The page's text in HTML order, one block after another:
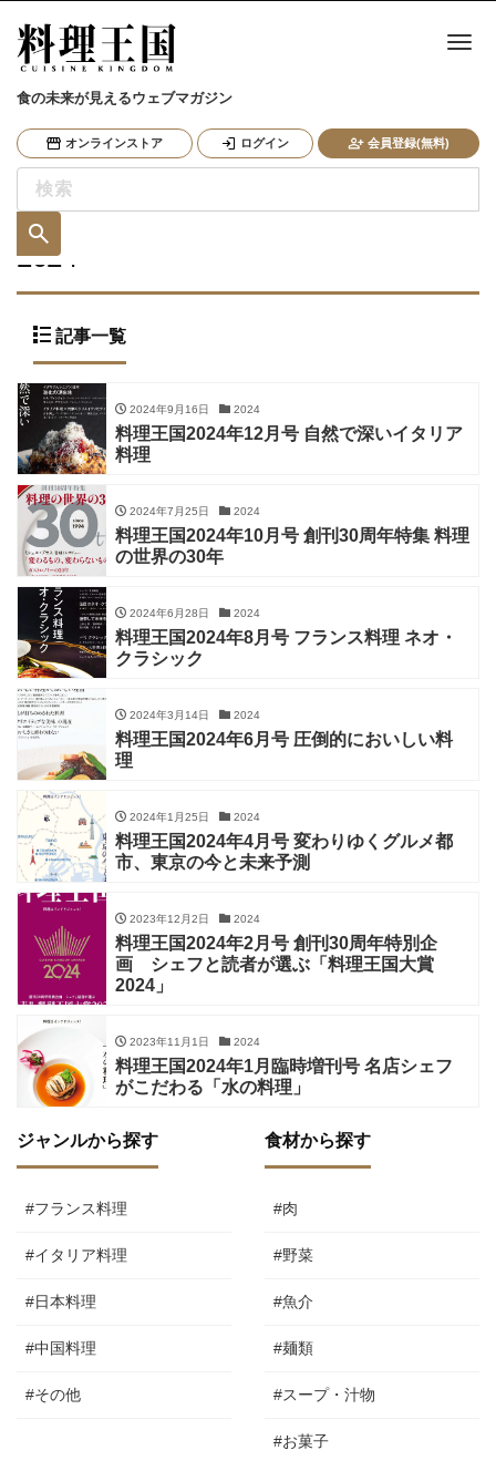
食の未来が見えるウェブマガジン
オンラインストア ログイン 会員登録(無料)
ナ
2024
記事一覧
2024年9月16日 2024
料理王国2024年12月号 自然で深いイタリア
料理
2024年7月25日 2024
料理王国2024年10月号 創刊30周年特集 料理
の世界の30年
2024年6月28日 2024
料理王国2024年8月号 フランス料理 ネオ・
クラシック
2024年3月14日 2024
料理王国2024年6月号 圧倒的においしい料
理
2024年1月25日 2024
料理王国2024年4月号 変わりゆくグルメ都
市、東京の今と未来予測
2023年12月2日 2024
料理王国2024年2月号 創刊30周年特別企
画 シェフと読者が選ぶ「料理王国大賞
2024」
2023年11月1日 2024
料理王国2024年1月臨時増刊号 名店シェフ
がこだわる「水の料理」
ジャンルから探す
#フランス料理
#イタリア料理
#日本料理
#中国料理
#その他
食材から探す
#肉
#野菜
#魚介
#麺類
#スープ・汁物
#お菓子